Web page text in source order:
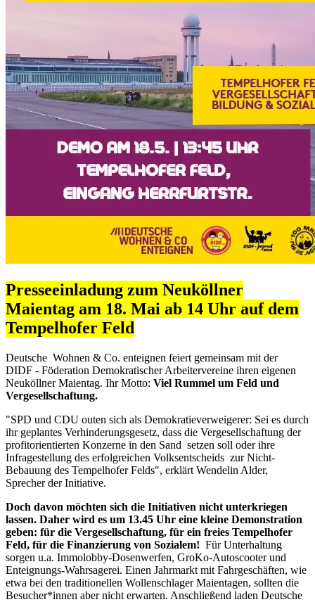
Presseeinladung zum Neuköllner
Maientag am 18. Mai ab 14 Uhr auf dem
Tempelhofer Feld
Deutsche Wohnen & Co. enteignen feiert gemeinsam mit der
DIDF - Föderation Demokratischer Arbeitervereine ihren eigenen
Neuköllner Maientag. Ihr Motto: Viel Rummel um Feld und
Vergesellschaftung.
"SPD und CDU outen sich als Demokratieverweigerer: Sei es durch
ihr geplantes Verhinderungsgesetz, dass die Vergesellschaftung der
profitorientierten Konzerne in den Sand setzen soll oder ihre
Infragestellung des erfolgreichen Volksentscheids zur Nicht-
Bebauung des Tempelhofer Felds", erklärt Wendelin Alder,
Sprecher der Initiative.
Doch davon möchten sich die Initiativen nicht unterkriegen
lassen. Daher wird es um 13.45 Uhr eine kleine Demonstration
geben: für die Vergesellschaftung, für ein freies Tempelhofer
Feld, für die Finanzierung von Sozialem! Für Unterhaltung
sorgen u.a. Immolobby-Dosenwerfen, GroKo-Autoscooter und
Enteignungs-Wahrsagerei. Einen Jahrmarkt mit Fahrgeschäften, wie
etwa bei den traditionellen Wollenschlager Maientagen, sollten die
Besucher*innen aber nicht erwarten. Anschließend laden Deutsche